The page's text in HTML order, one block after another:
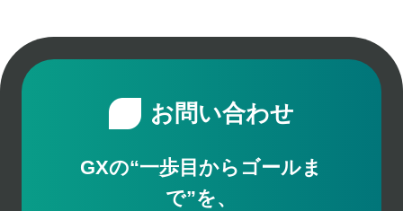
お問い合わせ
GXの“一歩目からゴールま
で”を、